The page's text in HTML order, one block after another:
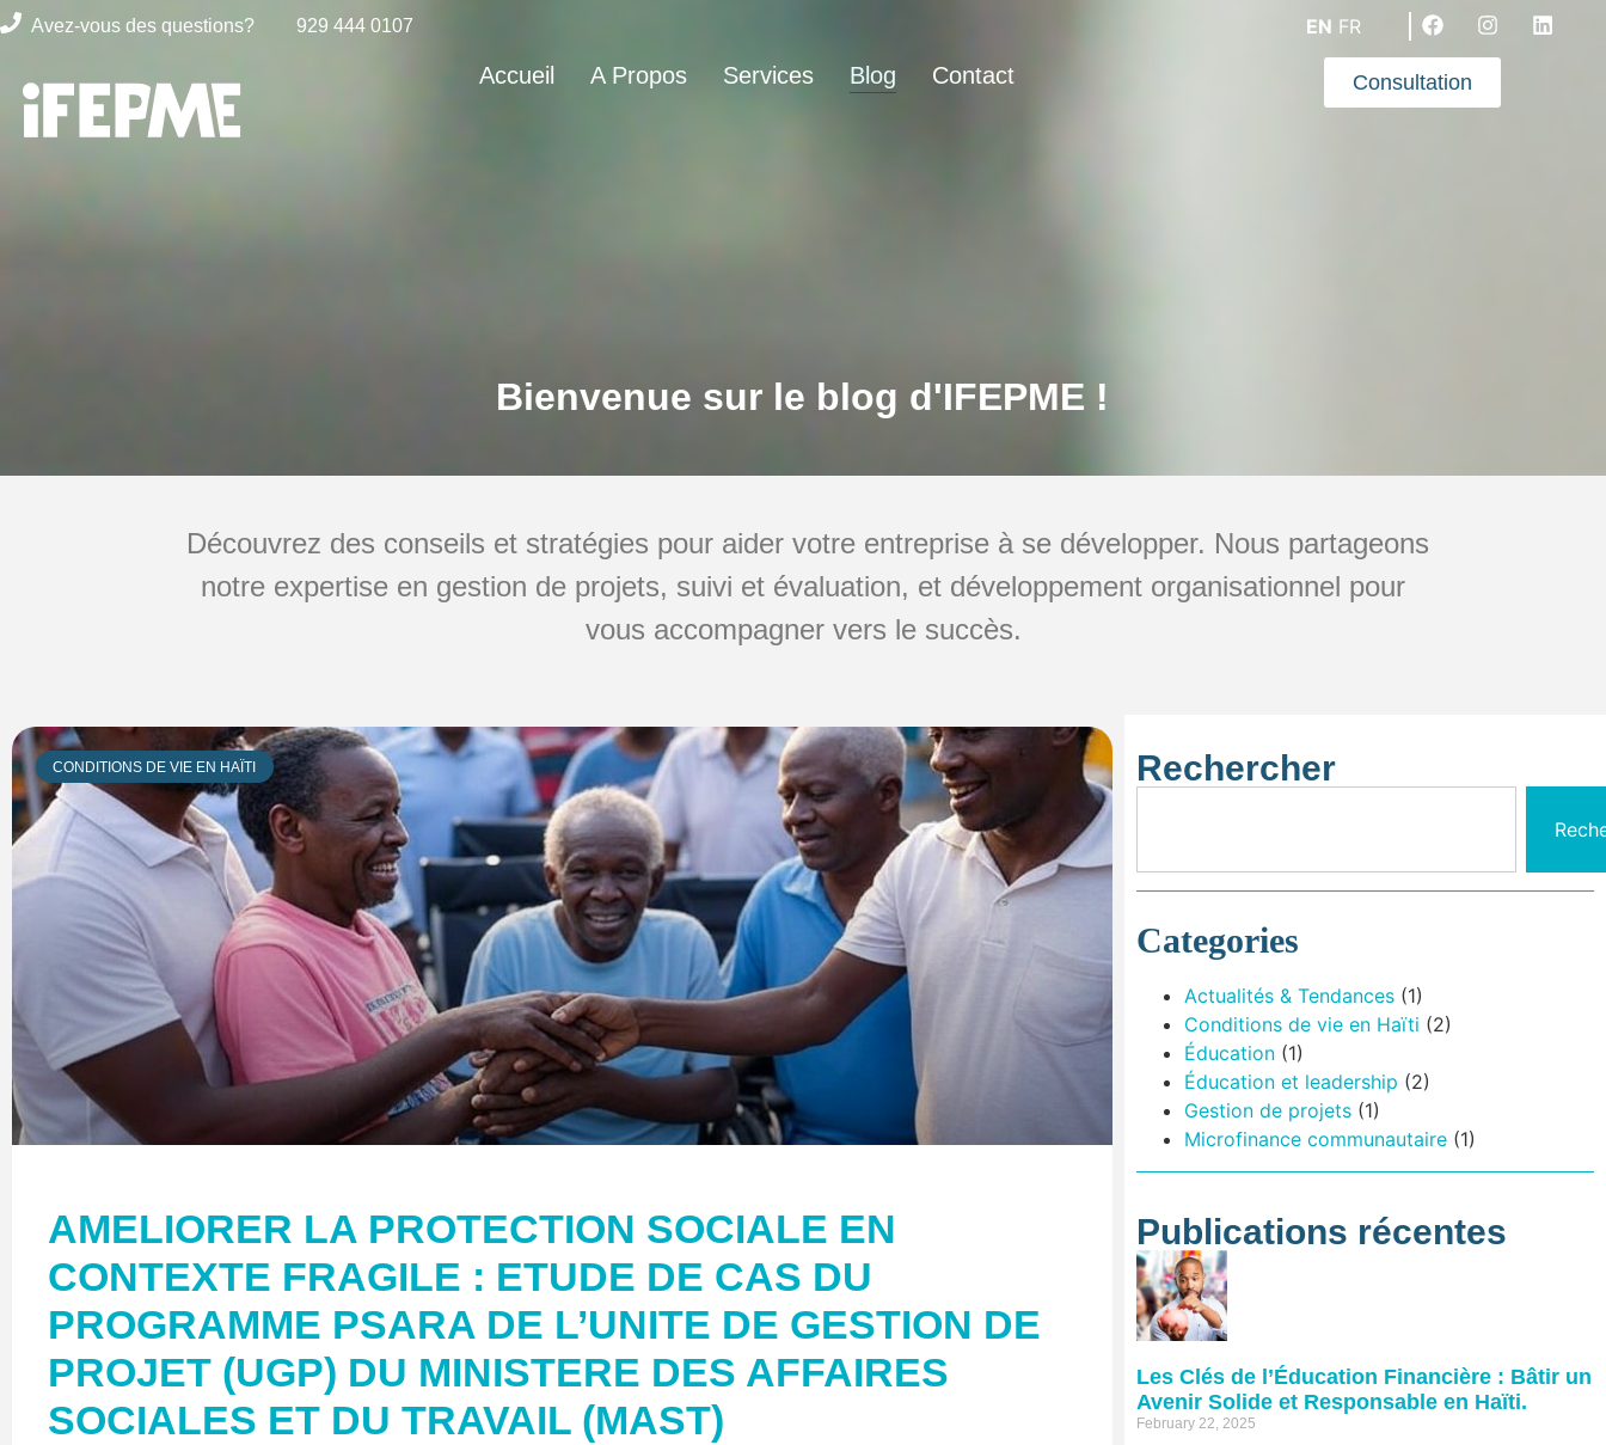
Avez-vous des questions? 929 444 0107 EN FR
Accueil A Propos Services Blog Contact Consultation
Bienvenue sur le blog d'IFEPME !
Découvrez des conseils et stratégies pour aider votre entreprise à se développer. Nous partageons
notre expertise en gestion de projets, suivi et évaluation, et développement organisationnel pour
vous accompagner vers le succès.
CONDITIONS DE VIE EN HAÏTI
AMELIORER LA PROTECTION SOCIALE EN
CONTEXTE FRAGILE : ETUDE DE CAS DU
PROGRAMME PSARA DE L’UNITE DE GESTION DE
PROJET (UGP) DU MINISTERE DES AFFAIRES
SOCIALES ET DU TRAVAIL (MAST)
Rechercher
Categories
Actualités & Tendances(1)
Conditions de vie en Haïti (2)
Éducation(1)
Éducation et leadership (2)
Gestion de projets(1)
Microfinance communautaire(1)
Publications récentes
Les Clés de l’Éducation Financière : Bâtir un
Avenir Solide et Responsable en Haïti.
February 22, 2025